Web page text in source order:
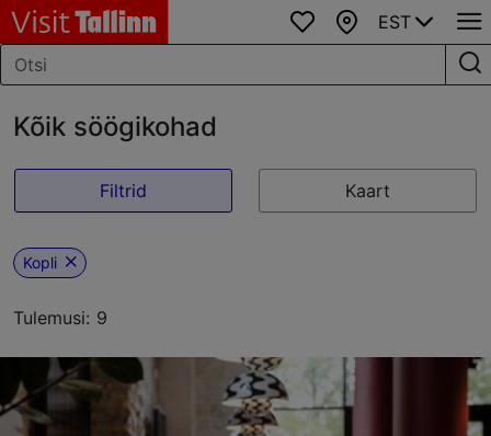
Lemmikud
Kaart
EST
Kõik söögikohad
Filtrid Kaart
Kopli
Tulemusi: 9